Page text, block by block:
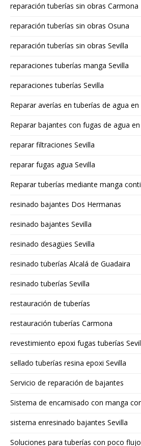
reparación tuberías sin obras Carmona
reparación tuberías sin obras Osuna
reparación tuberías sin obras Sevilla
reparaciones tuberías manga Sevilla
reparaciones tuberías Sevilla
Reparar averías en tuberías de agua en
Reparar bajantes con fugas de agua en
reparar filtraciones Sevilla
reparar fugas agua Sevilla
Reparar tuberías mediante manga
resinado bajantes Dos Hermanas
resinado bajantes Sevilla
resinado desagües Sevilla
resinado tuberías Alcalá de Guadaira
resinado tuberías Sevilla
restauración de tuberías
restauración tuberías Carmona
revestimiento epoxi fugas tuberías
sellado tuberías resina epoxi Sevilla
Servicio de reparación de bajantes
Sistema de encamisado con manga
sistema enresinado bajantes Sevilla
Soluciones para tuberías con poco flujo